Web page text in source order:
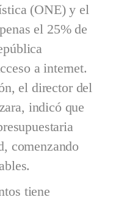
(ONE) y el
el 25% de
a internet.
el director del
indicó que
comenzando
tiene